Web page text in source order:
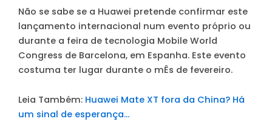
Não se sabe se a Huawei pretende confirmar este
lançamento internacional num evento próprio ou
durante a feira de tecnologia Mobile World
Congress de Barcelona, em Espanha. Este evento
costuma ter lugar durante o mÊs de fevereiro.
Leia Também: Huawei Mate XT fora da China? Há
um sinal de esperança…